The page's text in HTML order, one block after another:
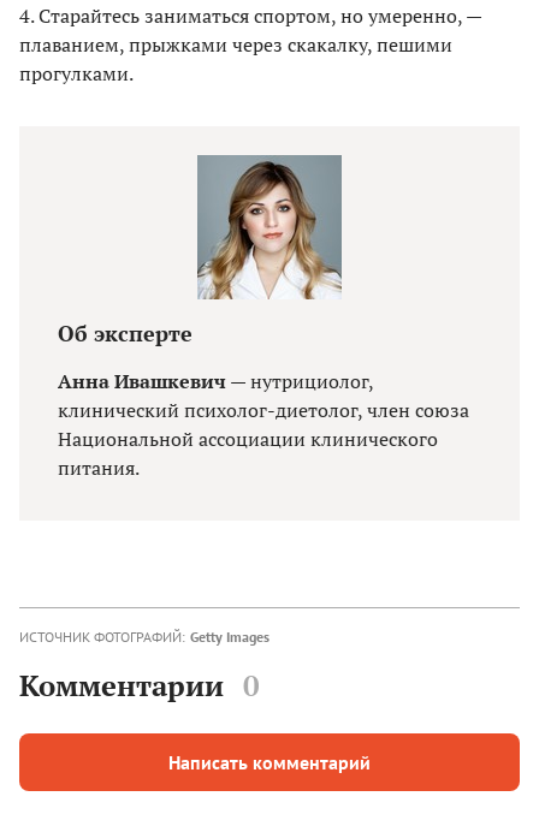
4. Старайтесь заниматься спортом, но умеренно, —
плаванием, прыжками через скакалку, пешими
прогулками.
Об эксперте
Анна Ивашкевич— нутрициолог,
клинический психолог-диетолог, член союза
Национальной ассоциации клинического
питания.
ИСТОЧНИК ФОТОГРАФИЙ: Getty Images
Комментарии 0
Написать комментарий